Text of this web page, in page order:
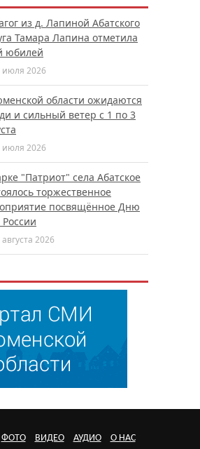
из д. Лапиной Абатского
Тамара Лапина отметила
юбилей
июля 2026
области ожидаются
и сильный ветер с 1 по 3
июля 2026
"Патриот" села Абатское
торжественное
посвящённое Дню
2026
ФОТО ВИДЕО АУДИО О НАС